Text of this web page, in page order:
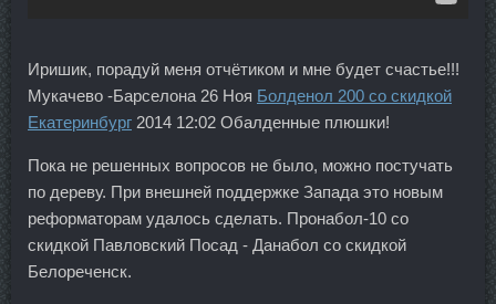
Иришик, порадуй меня отчётиком и мне будет счастье!!!
Мукачево -Барселона 26 Ноя Болденол 200 со скидкой
Екатеринбург 2014 12:02 Обалденные плюшки!
Пока не решенных вопросов не было, можно постучать
по дереву. При внешней поддержке Запада это новым
реформаторам удалось сделать. Пронабол-10 со
скидкой Павловский Посад - Данабол со скидкой
Белореченск.